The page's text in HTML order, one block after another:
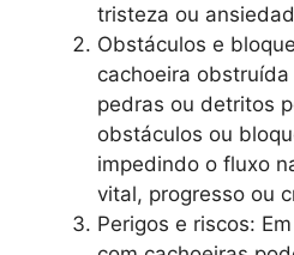
tristeza ou
Obstáculos e
cachoeira
pedras ou detritos
obstáculos ou
impedindo o fluxo
vital, progresso ou
Perigos e riscos: